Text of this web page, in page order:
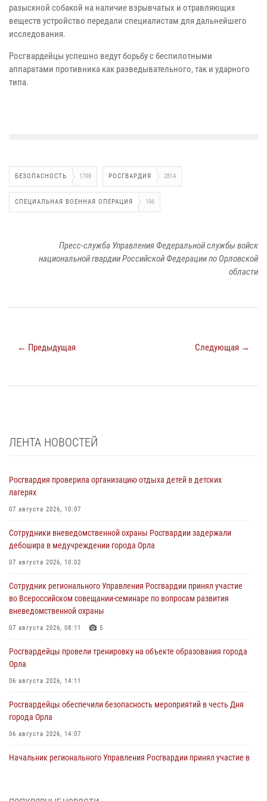
разыскной собакой на наличие взрывчатых и отравляющих
веществ устройство передали специалистам для дальнейшего
исследования.
Росгвардейцы успешно ведут борьбу с беспилотными
аппаратами противника как разведывательного, так и ударного
типа.
БЕЗОПАСНОСТЬ 1798 РОСГВАРДИЯ 2814
СПЕЦИАЛЬНАЯ ВОЕННАЯ ОПЕРАЦИЯ 196
Пресс-служба Управления Федеральной службы войск
национальной гвардии Российской Федерации по Орловской
области
← Предыдущая Следующая →
ЛЕНТА НОВОСТЕЙ
Росгвардия проверила организацию отдыха детей в детских
лагерях
07 августа 2026, 10:07
Сотрудники вневедомственной охраны Росгвардии задержали
дебошира в медучреждении города Орла
07 августа 2026, 10:02
Сотрудник регионального Управления Росгвардии принял участие
во Всероссийском совещании-семинаре по вопросам развития
вневедомственной охраны
07 августа 2026, 08:11 5
Росгвардейцы провели тренировку на объекте образования города
Орла
06 августа 2026, 14:11
Росгвардейцы обеспечили безопасность мероприятий в честь Дня
города Орла
06 августа 2026, 14:07
Начальник регионального Управления Росгвардии принял участие в